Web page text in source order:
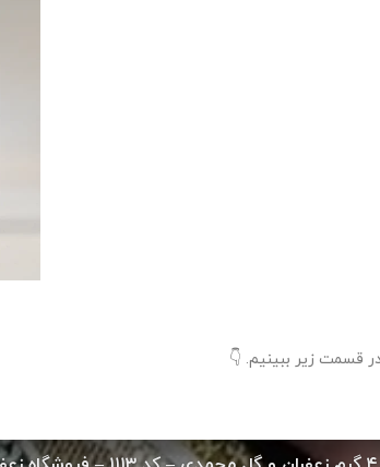
قسمت زیر ببینیم. 👇